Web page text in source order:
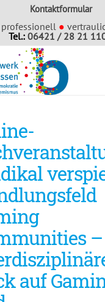
Kontaktformular
professionell ●
Tel.:06421 / 28 21
auf